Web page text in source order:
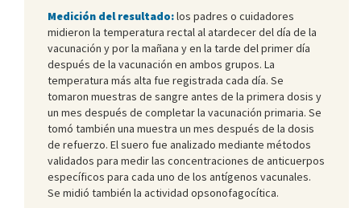
Medición del resultado:los padres o cuidadores
midieron la temperatura rectal al atardecer del día de la
vacunación y por la mañana y en la tarde del primer día
después de la vacunación en ambos grupos. La
temperatura más alta fue registrada cada día. Se
tomaron muestras de sangre antes de la primera dosis y
un mes después de completar la vacunación primaria. Se
tomó también una muestra un mes después de la dosis
de refuerzo. El suero fue analizado mediante métodos
validados para medir las concentraciones de anticuerpos
específicos para cada uno de los antígenos vacunales.
Se midió también la actividad opsonofagocítica.